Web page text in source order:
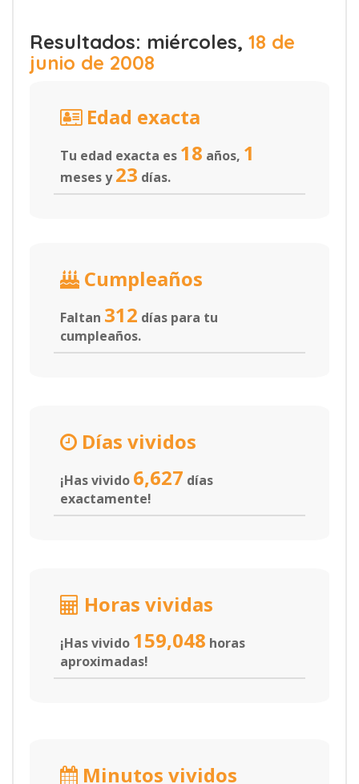
Resultados: miércoles, 18 de
junio de 2008
Edad exacta
Tu edad exacta es 18 años, 1
meses y23 días.
Cumpleaños
Faltan 312 días para tu
cumpleaños.
Días vividos
¡Has vivido 6,627 días
exactamente!
Horas vividas
¡Has vivido 159,048 horas
aproximadas!
Minutos vividos